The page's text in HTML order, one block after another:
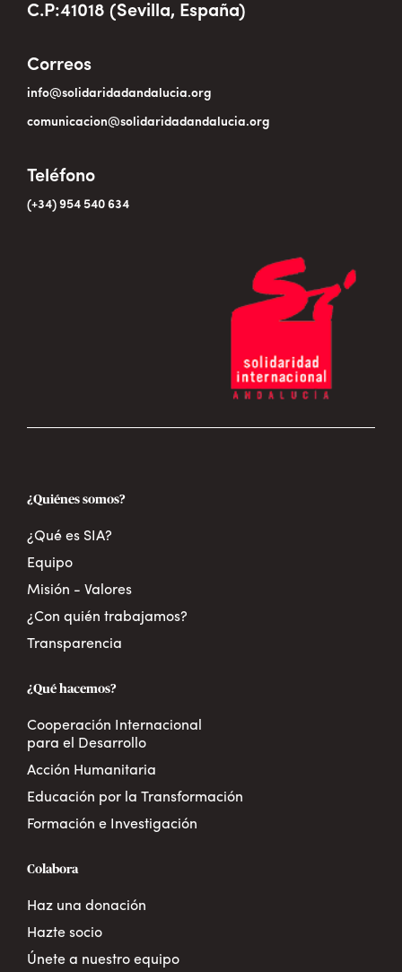
C.P:41018 (Sevilla, España)
Correos
info@solidaridadandalucia.org
comunicacion@solidaridadandalucia.org
Teléfono
(+34) 954 540 634
¿Quiénes somos?
¿Qué es SIA?
Equipo
Misión - Valores
¿Con quién trabajamos?
Transparencia
¿Qué hacemos?
Cooperación Internacional
para el Desarrollo
Acción Humanitaria
Educación por la Transformación
Formación e Investigación
Colabora
Haz una donación
Hazte socio
Únete a nuestro equipo